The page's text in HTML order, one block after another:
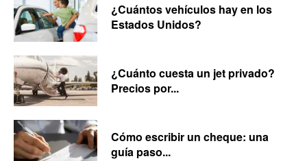
¿Cuántos vehículos hay en los
Estados Unidos?
¿Cuánto cuesta un jet privado?
Precios por...
Cómo escribir un cheque: una
guía paso...